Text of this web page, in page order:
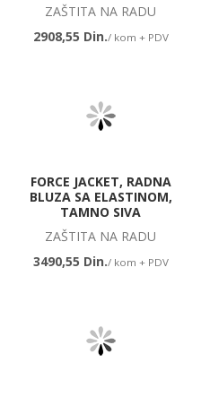
ZAŠTITA NA RADU
2908,55 Din./ kom + PDV
FORCE JACKET, RADNA
BLUZA SA ELASTINOM,
TAMNO SIVA
ZAŠTITA NA RADU
3490,55 Din./ kom + PDV